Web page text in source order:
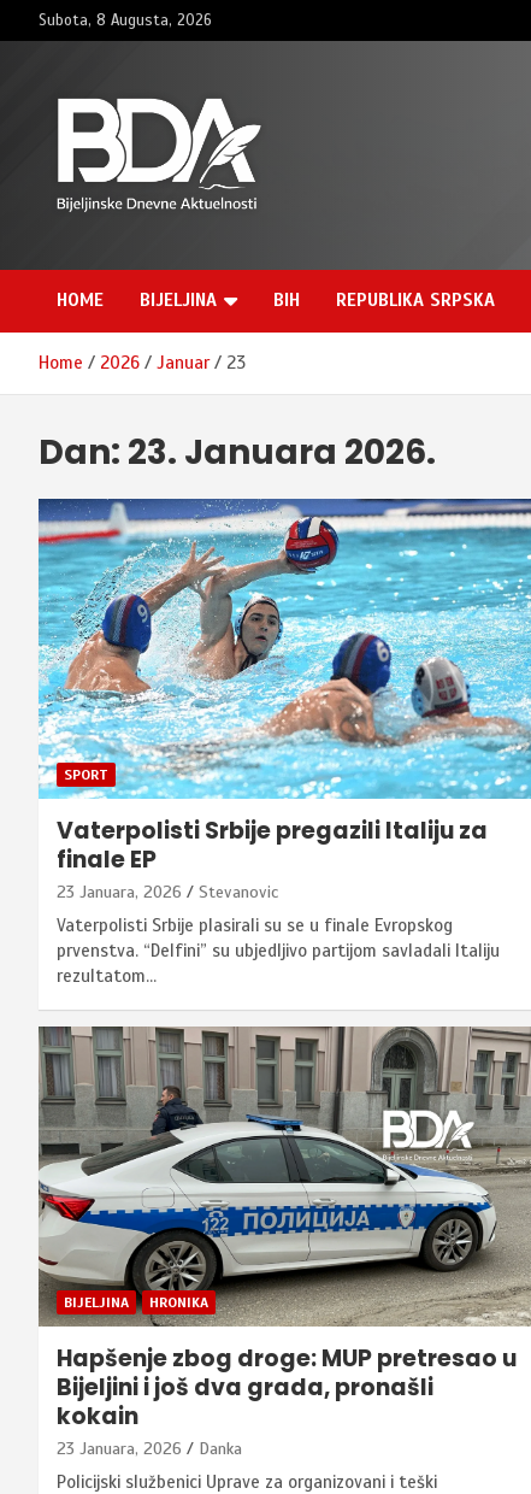
to
Subota, 8 Augusta, 2026
BNDAN.com
HOME BIJELJINA BIH REPUBLIKA SRPSKA
Home 2026 Januar 23
Dan: 23. Januara 2026.
SPORT
Vaterpolisti Srbije pregazili Italiju za
finale EP
23 Januara, 2026 Stevanovic
Vaterpolisti Srbije plasirali su se u finale Evropskog
prvenstva. “Delfini” su ubjedljivo partijom savladali Italiju
rezultatom…
BIJELJINA HRONIKA
Hapšenje zbog droge: MUP pretresao u
Bijeljini i još dva grada, pronašli
kokain
23 Januara, 2026 Danka
Policijski službenici Uprave za organizovani i teški